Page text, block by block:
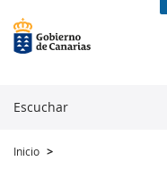
Escuchar
Inicio >